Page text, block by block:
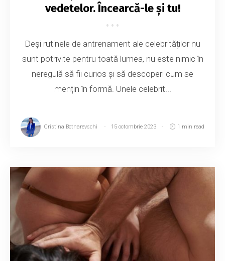
vedetelor. Încearcă-le şi tu!
Deși rutinele de antrenament ale celebrităților nu
sunt potrivite pentru toată lumea, nu este nimic în
neregulă să fii curios și să descoperi cum se
mențin în formă. Unele celebrit...
Cristina Botnarevschi 15 octombrie 2023 1 min read